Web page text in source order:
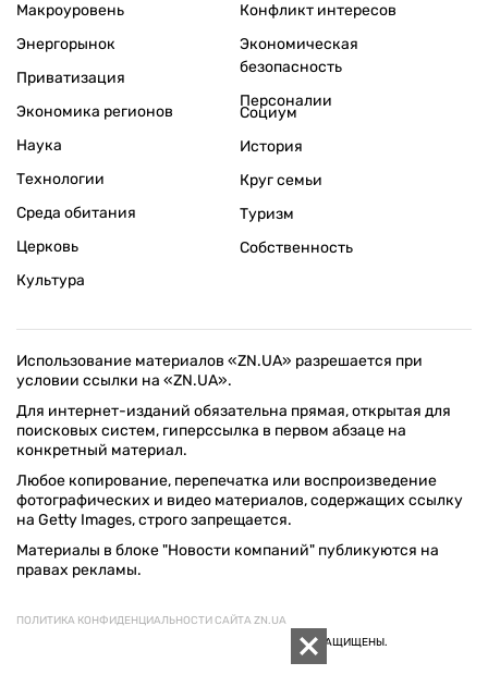
Макроуровень
Энергорынок
Приватизация
Экономика регионов
Конфликт интересов
Экономическая
безопасность
Персоналии
Наука
Технологии
Среда обитания
Церковь
Культура
Социум
История
Круг семьи
Туризм
Собственность
Использование материалов «ZN.UA» разрешается при
условии ссылки на «ZN.UA».
Для интернет-изданий обязательна прямая, открытая для
поисковых систем, гиперссылка в первом абзаце на
конкретный материал.
Любое копирование, перепечатка или воспроизведение
фотографических и видео материалов, содержащих ссылку
на Getty Images, строго запрещается.
Материалы в блоке "Новости компаний" публикуются на
правах рекламы.
ПОЛИТИКА КОНФИДЕНЦИАЛЬНОСТИ САЙТА ZN.UA
© 1994–2026 «ЗЕРКАЛО НЕДЕЛИ. УКРАИНА». ВСЕ ПРАВА ЗАЩИЩЕНЫ.